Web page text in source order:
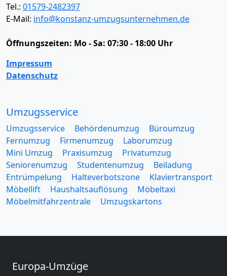
Tel.: 01579-2482397
E-Mail: info@konstanz-umzugsunternehmen.de
Öffnungszeiten: Mo - Sa: 07:30 - 18:00 Uhr
Impressum
Datenschutz
Umzugsservice
Umzugsservice Behördenumzug
Büroumzug
Fernumzug
Firmenumzug
Laborumzug
Mini Umzug
Praxisumzug
Privatumzug
Seniorenumzug
Studentenumzug
Beiladung
Entrümpelung
Halteverbotszone
Klaviertransport
Möbellift
Haushaltsauflösung
Möbeltaxi
Möbelmitfahrzentrale
Umzugskartons
Europa-Umzüge